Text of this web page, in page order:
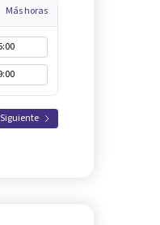
Más horas
Siguiente